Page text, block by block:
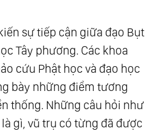
sự tiếp cận giữa đạo Bụt
Tây phương. Các khoa
cứu Phật học và đạo học
bày những điểm tương
thống. Những câu hỏi như
gì, vũ trụ có từng đã được